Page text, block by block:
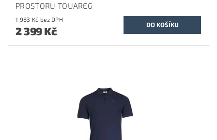
PROSTORU TOUAREG
1 983 Kč bez DPH
2 399 Kč